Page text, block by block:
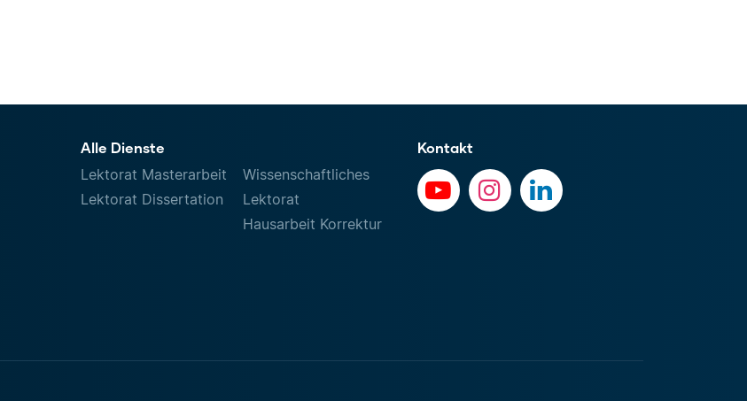
Alle Dienste
Lektorat Masterarbeit
Lektorat Dissertation
Wissenschaftliches
Lektorat
Hausarbeit Korrektur
Kontakt